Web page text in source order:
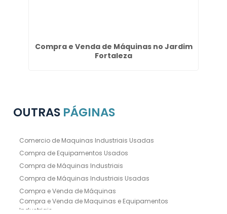
Compra e Venda de Máquinas no Jardim
Fortaleza
OUTRAS PÁGINAS
Comercio de Maquinas Industriais Usadas
Compra de Equipamentos Usados
Compra de Máquinas Industriais
Compra de Máquinas Industriais Usadas
Compra e Venda de Máquinas
Compra e Venda de Maquinas e Equipamentos
Industriais